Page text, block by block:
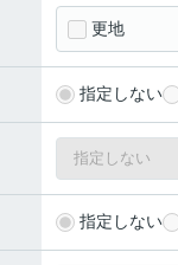
更地
指定しない
指定しない